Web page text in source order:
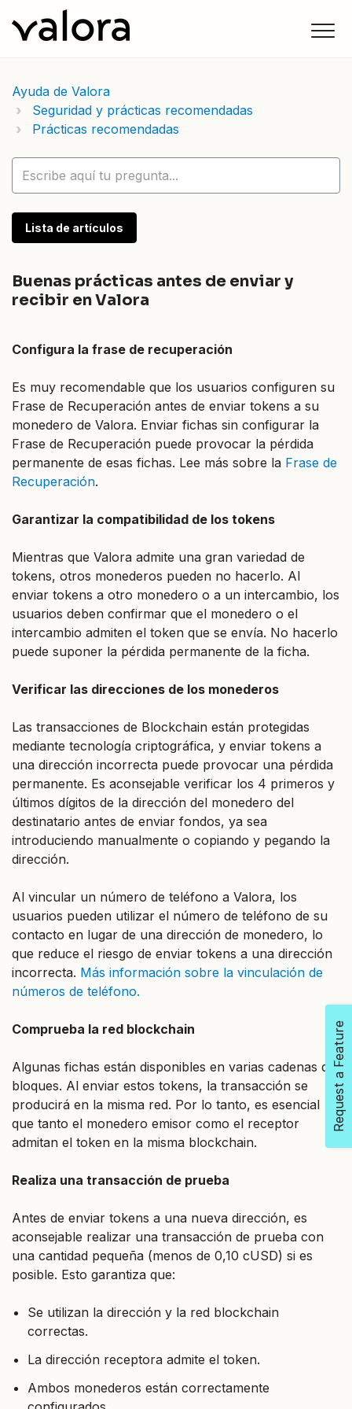
Ayuda de Valora
Seguridad y prácticas recomendadas
Prácticas recomendadas
Lista de artículos
Buenas prácticas antes de enviar y
recibir en Valora
Configura la frase de recuperación
Es muy recomendable que los usuarios configuren su
Frase de Recuperación antes de enviar tokens a su
monedero de Valora. Enviar fichas sin configurar la
Frase de Recuperación puede provocar la pérdida
permanente de esas fichas. Lee más sobre la Frase de
Recuperación.
Garantizar la compatibilidad de los tokens
Mientras que Valora admite una gran variedad de
tokens, otros monederos pueden no hacerlo. Al
enviar tokens a otro monedero o a un intercambio, los
usuarios deben confirmar que el monedero o el
intercambio admiten el token que se envía. No hacerlo
puede suponer la pérdida permanente de la ficha.
Verificar las direcciones de los monederos
Las transacciones de Blockchain están protegidas
mediante tecnología criptográfica, y enviar tokens a
una dirección incorrecta puede provocar una pérdida
permanente. Es aconsejable verificar los 4 primeros y
últimos dígitos de la dirección del monedero del
destinatario antes de enviar fondos, ya sea
introduciendo manualmente o copiando y pegando la
dirección.
Al vincular un número de teléfono a Valora, los
usuarios pueden utilizar el número de teléfono de su
contacto en lugar de una dirección de monedero, lo
que reduce el riesgo de enviar tokens a una dirección
incorrecta. Más información sobre la vinculación de
números de teléfono.
Comprueba la red blockchain
Algunas fichas están disponibles en varias cadenas de
bloques. Al enviar estos tokens, la transacción se
producirá en la misma red. Por lo tanto, es esencial
que tanto el monedero emisor como el receptor
admitan el token en la misma blockchain.
Realiza una transacción de prueba
Antes de enviar tokens a una nueva dirección, es
aconsejable realizar una transacción de prueba con
una cantidad pequeña (menos de 0,10 cUSD) si es
posible. Esto garantiza que:
Se utilizan la dirección y la red blockchain
correctas.
La dirección receptora admite el token.
Ambos monederos están correctamente
Request a Feature